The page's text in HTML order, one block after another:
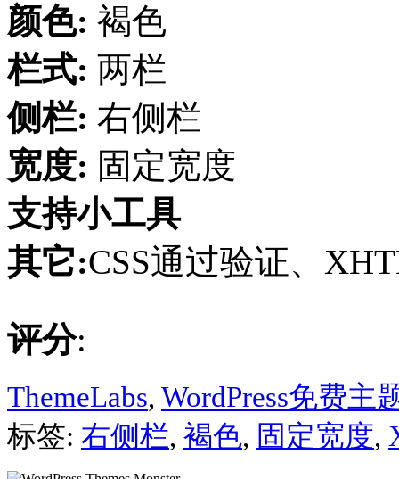
颜色: 褐色
栏式: 两栏
侧栏: 右侧栏
宽度: 固定宽度
支持小工具
其它:CSS通过验证、
评分:
ThemeLabs, WordPress免费主
标签: 右侧栏, 褐色, 固定宽度,